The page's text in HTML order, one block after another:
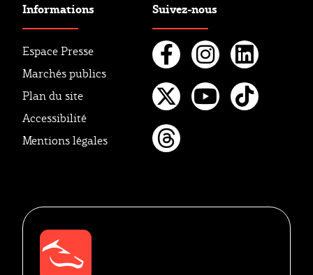
Informations
Espace Presse
Marchés publics
Plan du site
Accessibilité
Mentions légales
Suivez-nous
Facebook
Twitter